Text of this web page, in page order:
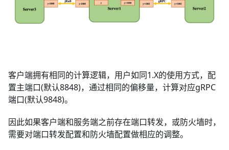
客户端拥有相同的计算逻辑，用户如同1.X的使用方式，配
置主端口(默认8848)，通过相同的偏移量，计算对应gRPC
端口(默认9848)。
因此如果客户端和服务端之前存在端口转发，或防火墙时，
需要对端口转发配置和防火墙配置做相应的调整。